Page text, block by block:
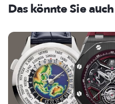
Das könnte Sie